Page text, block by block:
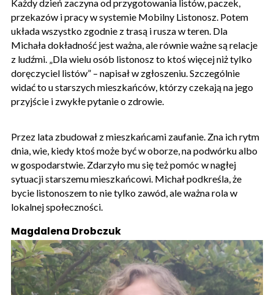
Każdy dzień zaczyna od przygotowania listów, paczek,
przekazów i pracy w systemie Mobilny Listonosz. Potem
układa wszystko zgodnie z trasą i rusza w teren. Dla
Michała dokładność jest ważna, ale równie ważne są relacje
z ludźmi. „Dla wielu osób listonosz to ktoś więcej niż tylko
doręczyciel listów” – napisał w zgłoszeniu. Szczególnie
widać to u starszych mieszkańców, którzy czekają na jego
przyjście i zwykłe pytanie o zdrowie.
Przez lata zbudował z mieszkańcami zaufanie. Zna ich rytm
dnia, wie, kiedy ktoś może być w oborze, na podwórku albo
w gospodarstwie. Zdarzyło mu się też pomóc w nagłej
sytuacji starszemu mieszkańcowi. Michał podkreśla, że
bycie listonoszem to nie tylko zawód, ale ważna rola w
lokalnej społeczności.
Magdalena Drobczuk